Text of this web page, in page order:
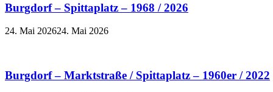
Burgdorf – Spittaplatz – 1968 / 2026
24. Mai 202624. Mai 2026
Burgdorf – Marktstraße / Spittaplatz – 1960er / 2022